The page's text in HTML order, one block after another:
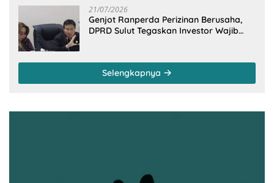
21/07/2026
Genjot Ranperda Perizinan Berusaha,
DPRD Sulut Tegaskan Investor Wajib
Selengkapnya